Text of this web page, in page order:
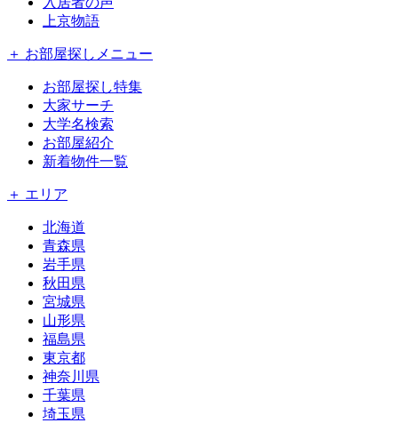
上京物語
＋ お部屋探しメニュー
お部屋探し特集
大家サーチ
大学名検索
お部屋紹介
新着物件一覧
＋ エリア
北海道
青森県
岩手県
秋田県
宮城県
山形県
福島県
東京都
神奈川県
千葉県
埼玉県